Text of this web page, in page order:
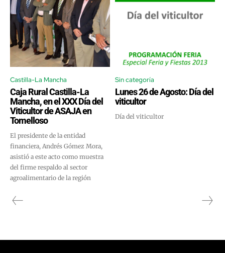
Castilla-La Mancha
Caja Rural Castilla-La
Mancha, en el XXX Día del
Viticultor de ASAJA en
Tomelloso
El presidente de la entidad
financiera, Andrés Gómez Mora,
asistió a este acto como muestra
del firme respaldo al sector
agroalimentario de la región
Sin categoría
Lunes 26 de Agosto: Día del
viticultor
Día del viticultor